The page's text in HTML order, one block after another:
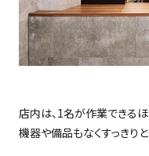
店内は、 1名が作業できるほ
機器や備品もなくすっきり